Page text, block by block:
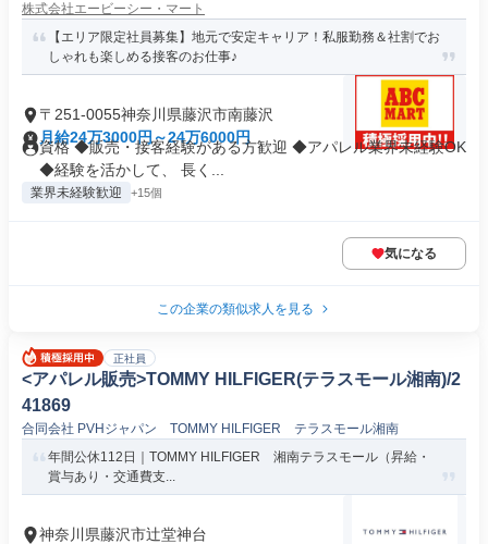
株式会社エービーシー・マート
【エリア限定社員募集】地元で安定キャリア！私服勤務＆社割でお
しゃれも楽しめる接客のお仕事♪
〒251-0055神奈川県藤沢市南藤沢
月給24万3000円～24万6000円
資格 ◆販売・接客経験がある方歓迎 ◆アパレル業界未経験OK
◆経験を活かして、 長く...
業界未経験歓迎 +15個
気になる
この企業の類似求人を見る
正社員
<アパレル販売>TOMMY HILFIGER(テラスモール湘南)/2
41869
合同会社 PVHジャパン TOMMY HILFIGER テラスモール湘南
年間公休112日｜TOMMY HILFIGER 湘南テラスモール（昇給・
賞与あり・交通費支...
神奈川県藤沢市辻堂神台